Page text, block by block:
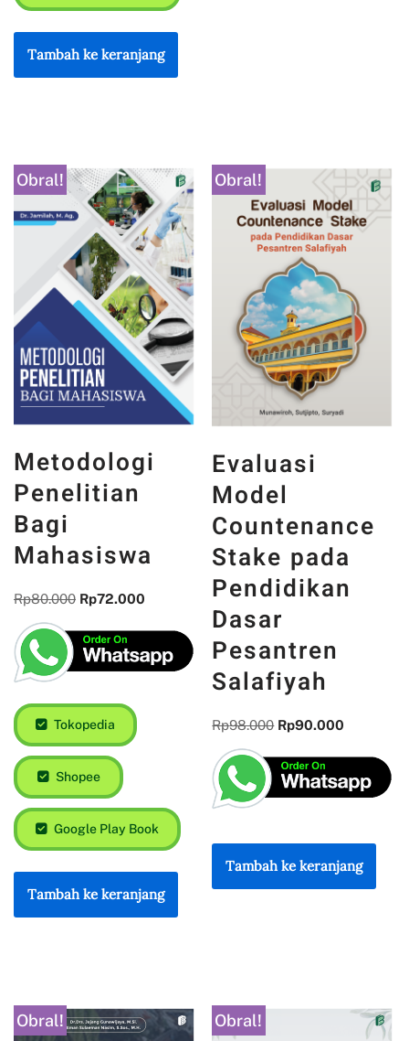
Tambah ke keranjang
Obral!
Metodologi
Penelitian
Bagi
Mahasiswa
Rp80.000 Rp72.000
Tokopedia
Shopee
Google Play Book
Tambah ke keranjang
Obral!
Evaluasi
Model
Countenance
Stake pada
Pendidikan
Dasar
Pesantren
Salafiyah
Rp98.000 Rp90.000
Tambah ke keranjang
Obral! Obral!